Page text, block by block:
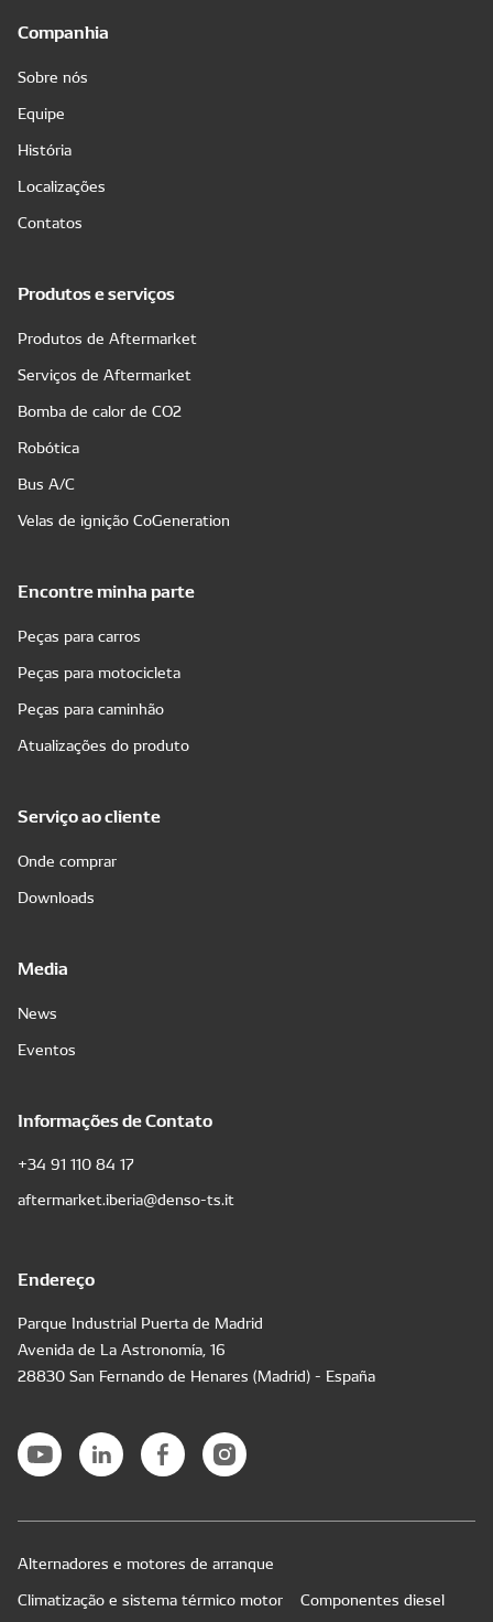
Companhia
Sobre nós
Equipe
História
Localizações
Contatos
Produtos e serviços
Produtos de Aftermarket
Serviços de Aftermarket
Bomba de calor de CO2
Robótica
Bus A/C
Velas de ignição CoGeneration
Encontre minha parte
Peças para carros
Peças para motocicleta
Peças para caminhão
Atualizações do produto
Serviço ao cliente
Onde comprar
Downloads
Media
News
Eventos
Informações de Contato
+34 91 110 84 17
aftermarket.iberia@denso-ts.it
Endereço
Parque Industrial Puerta de Madrid
Avenida de La Astronomía, 16
28830 San Fernando de Henares (Madrid) - España
Alternadores e motores de arranque
Climatização e sistema térmico motor
Componentes diesel